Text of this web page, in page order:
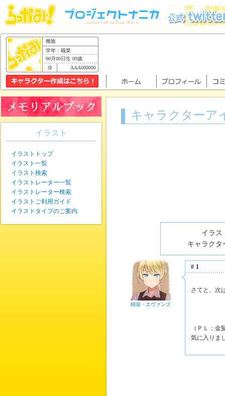
種族
学年：職業
00月00日生 00歳
AAA000000
キャラクターア
イラス
キャラクタ
樹弥・エヴァンズ
#1
さてと、次
（ＰＬ：
気に入りま
イラスト
イラストトップ
イラスト一覧
イラスト検索
イラストレーター一覧
イラストレーター検索
イラストご利用ガイド
イラストタイプのご案内